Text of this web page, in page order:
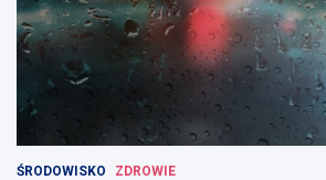
ŚRODOWISKO ZDROWIE